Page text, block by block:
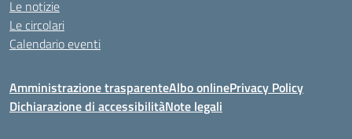
Le notizie
Le circolari
Calendario eventi
Amministrazione trasparenteAlbo onlinePrivacy Policy
Dichiarazione di accessibilitàNote legali